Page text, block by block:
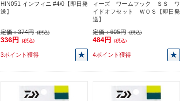
HIN051 インフィニ #4/0【即日発
送】
定価：374円 (税込)
336円 (税込)
3ポイント獲得
ィーズ ワームフック ＳＳ ワ
イドオフセット ＷＯＳ【即日発
送】
定価：605円 (税込)
484円 (税込)
4ポイント獲得